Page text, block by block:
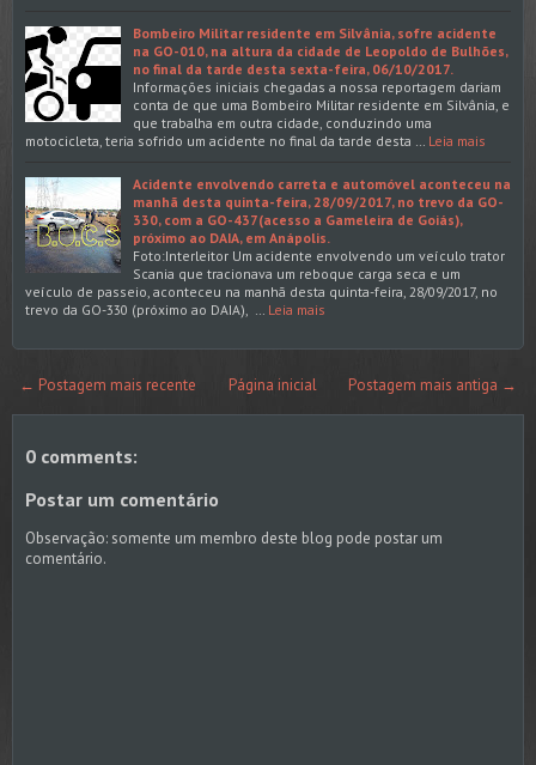
Bombeiro Militar residente em Silvânia, sofre acidente
na GO-010, na altura da cidade de Leopoldo de Bulhões,
no final da tarde desta sexta-feira, 06/10/2017.
Informações iniciais chegadas a nossa reportagem dariam
conta de que uma Bombeiro Militar residente em Silvânia, e
que trabalha em outra cidade, conduzindo uma
motocicleta, teria sofrido um acidente no final da tarde desta …
Leia mais
Acidente envolvendo carreta e automóvel aconteceu na
manhã desta quinta-feira, 28/09/2017, no trevo da GO-
330, com a GO-437(acesso a Gameleira de Goiás),
próximo ao DAIA, em Anápolis.
Foto:Interleitor Um acidente envolvendo um veículo trator
Scania que tracionava um reboque carga seca e um
veículo de passeio, aconteceu na manhã desta quinta-feira, 28/09/2017, no
trevo da GO-330 (próximo ao DAIA), …
Leia mais
← Postagem mais recente Postagem mais antiga →
Página inicial
0 comments:
Postar um comentário
Observação: somente um membro deste blog pode postar um
comentário.